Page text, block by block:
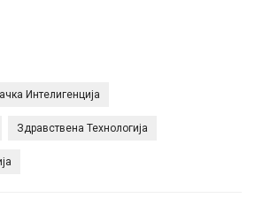
Интелигенција
Здравствена Технологија